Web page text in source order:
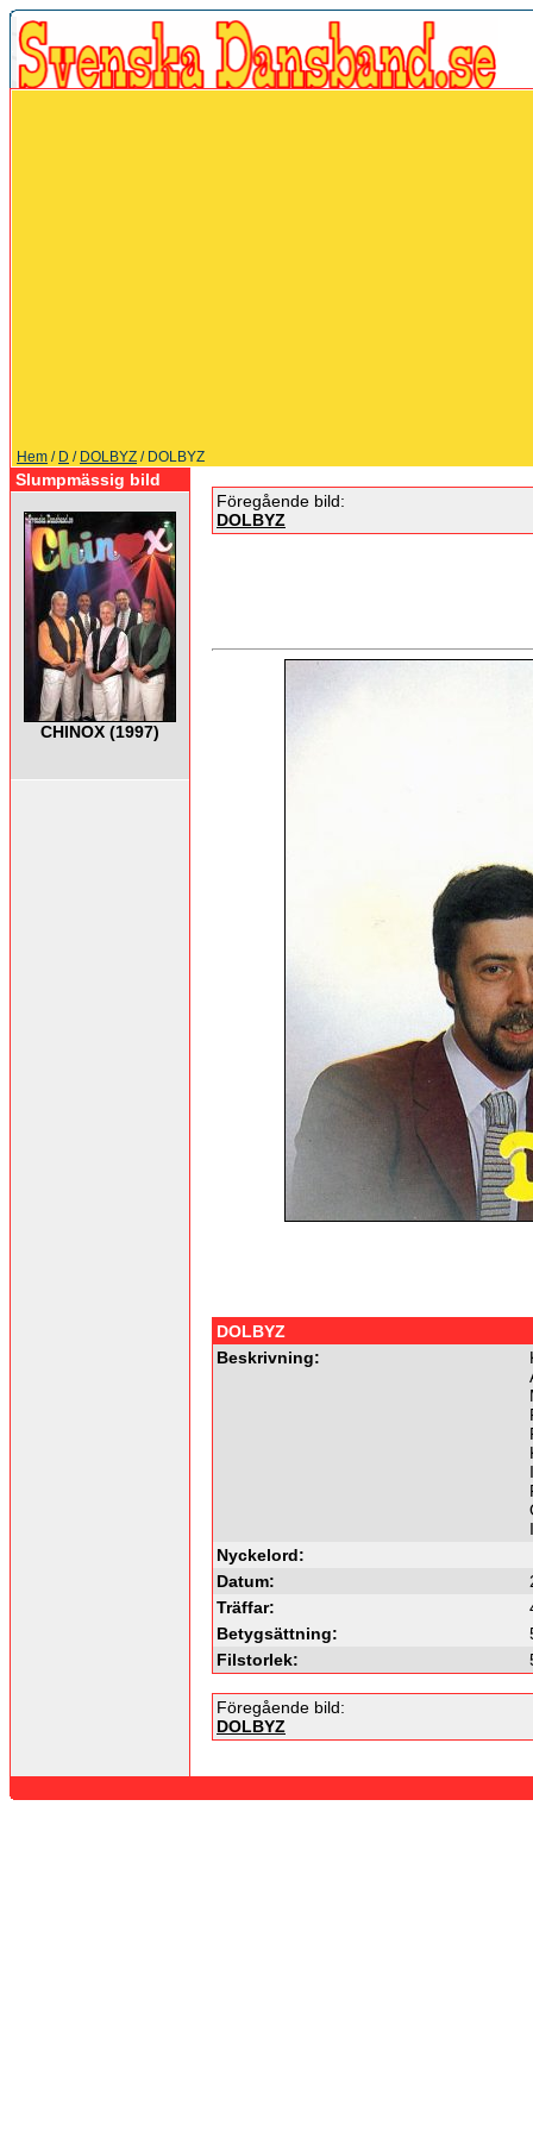
Hem / D / DOLBYZ / DOLBYZ
Slumpmässig bild
CHINOX (1997)
Föregående bild:
DOLBYZ
DOLBYZ
Beskrivning:
Nyckelord:
Datum:
Träffar:
Betygsättning:
Filstorlek:
Föregående bild:
DOLBYZ